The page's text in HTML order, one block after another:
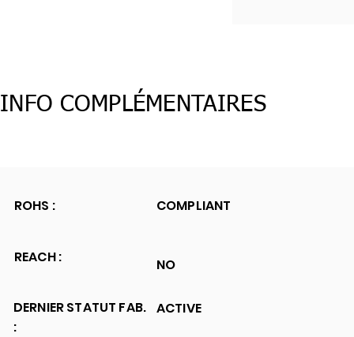
INFO COMPLÉMENTAIRES
ROHS : COMPLIANT
REACH :
DERNIER STATUT FAB.
:
NO
ACTIVE